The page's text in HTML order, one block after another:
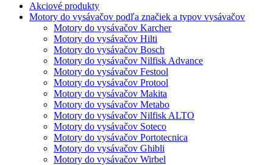
Akciové produkty
Motory do vysávačov podľa značiek a typov vysávačov
Motory do vysávačov Karcher
Motory do vysávačov Hilti
Motory do vysávačov Bosch
Motory do vysávačov Nilfisk Advance
Motory do vysávačov Festool
Motory do vysávačov Protool
Motory do vysávačov Makita
Motory do vysávačov Metabo
Motory do vysávačov Nilfisk ALTO
Motory do vysávačov Soteco
Motory do vysávačov Portotecnica
Motory do vysávačov Ghibli
Motory do vysávačov Wirbel